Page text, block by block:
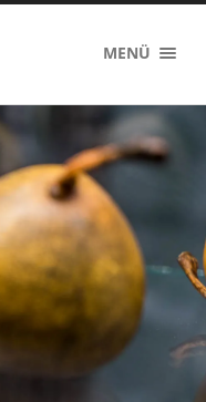
MENÜ